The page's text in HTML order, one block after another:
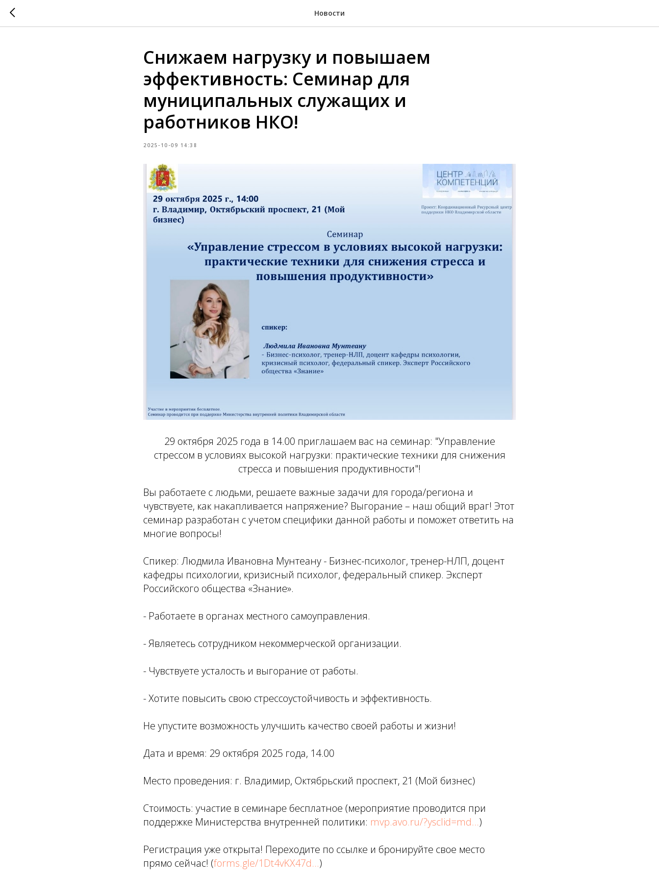
Новости
Снижаем нагрузку и повышаем
эффективность: Семинар для
муниципальных служащих и
работников НКО!
2025-10-09 14:38
29 октября 2025 года в 14.00 приглашаем вас на семинар: "Управление
стрессом в условиях высокой нагрузки: практические техники для снижения
стресса и повышения продуктивности"!
Вы работаете с людьми, решаете важные задачи для города/региона и
чувствуете, как накапливается напряжение? Выгорание – наш общий враг! Этот
семинар разработан с учетом специфики данной работы и поможет ответить на
многие вопросы!
Спикер: Людмила Ивановна Мунтеану - Бизнес-психолог, тренер-НЛП, доцент
кафедры психологии, кризисный психолог, федеральный спикер. Эксперт
Российского общества «Знание».
- Работаете в органах местного самоуправления.
- Являетесь сотрудником некоммерческой организации.
- Чувствуете усталость и выгорание от работы.
- Хотите повысить свою стрессоустойчивость и эффективность.
Не упустите возможность улучшить качество своей работы и жизни!
Дата и время: 29 октября 2025 года, 14.00
Место проведения: г. Владимир, Октябрьский проспект, 21 (Мой бизнес)
Стоимость: участие в семинаре бесплатное (мероприятие проводится при
поддержке Министерства внутренней политики: mvp.avo.ru/?ysclid=md...)
Регистрация уже открыта! Переходите по ссылке и бронируйте свое место
прямо сейчас! (forms.gle/1Dt4vKX47d...)